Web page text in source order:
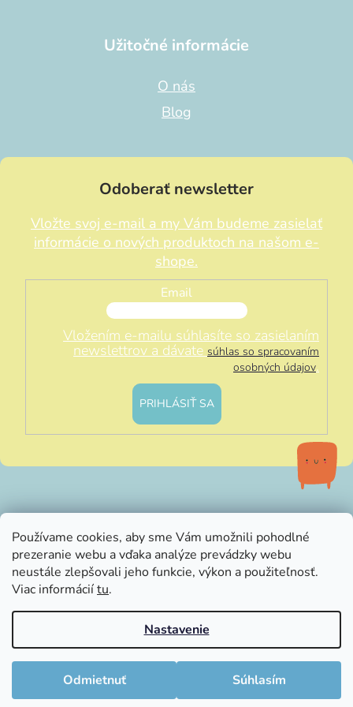
Používame cookies, aby sme Vám umožnili pohodlné
prezeranie webu a vďaka analýze prevádzky webu
neustále zlepšovali jeho funkcie, výkon a použiteľnosť.
Viac informáciítu.
Nastavenie
Odmietnuť Súhlasím
Užitočné informácie
O nás
Blog
Odoberať newsletter
Vložte svoj e-mail a my Vám budeme zasielať
informácie o nových produktoch na našom e-
shope.
Email
Vložením e-mailu súhlasíte so zasielaním
newslettrov a dávate súhlas so spracovaním
osobných údajov.
PRIHLÁSIŤ SA
info@littleluna.sk
Vytvoril Shoptet
Copyright 2026LittleLuna.sk
. Všetky práva vyhradené.
Upraviť nastavenie cookies